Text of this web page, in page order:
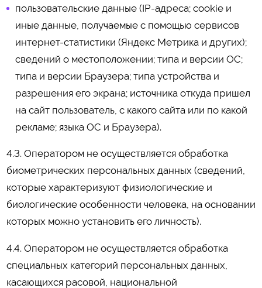
пользовательские данные (IP-адреса; cookie и
иные данные, получаемые с помощью сервисов
интернет-статистики (Яндекс Метрика и других);
сведений о местоположении; типа и версии ОС;
типа и версии Браузера; типа устройства и
разрешения его экрана; источника откуда пришел
на сайт пользователь, с какого сайта или по какой
рекламе; языка ОС и Браузера).
4.3. Оператором не осуществляется обработка
биометрических персональных данных (сведений,
которые характеризуют физиологические и
биологические особенности человека, на основании
которых можно установить его личность).
4.4. Оператором не осуществляется обработка
специальных категорий персональных данных,
касающихся расовой, национальной